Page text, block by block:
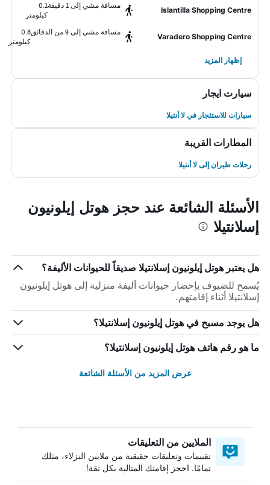
Islantilla Shopping Centre
مسافة مشي إلى 1 دقيقة
0.1
كيلومتر
Varadero Shopping Centre
مسافة مشي إلى 9 من الدقائق
0.8
كيلومتر
إظهار المزيد
سيارت ايجار
سيارات للاستئجار في لا أنتيلا
المطارات القريبة
رحلات طيران إلى لا أنتيلا
الأسئلة الشائعة عند حجز هوتل إيلونيون
إسلانتيلا
هل يعتبر هوتل إيلونيون إسلانتيلا صديقاً للحيوانات الأليفة؟
يُسمح للضيوف بإحضار حيوانات أليفة منزلية إلى هوتل إيلونيون
إسلانتيلا أثناء إقامتهم.
هل يوجد مسبح في هوتل إيلونيون إسلانتيلا؟
ما هو رقم هاتف هوتل إيلونيون إسلانتيلا؟
عرض المزيد من الأسئلة الشائعة
الملايين من التعليقات
تقييمات وتعليقات حقيقية من ملايين النزلاء، مثلك
تمامًا. احجز إقامتك المثالية بكل ثقة!